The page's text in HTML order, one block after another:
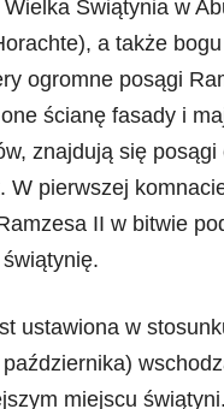
Świątynia w
a także
ogromne posągi
ścianę fasady i
znajdują się
W pierwszej
II w bitwie
ustawiona w
miejscu świątyni.